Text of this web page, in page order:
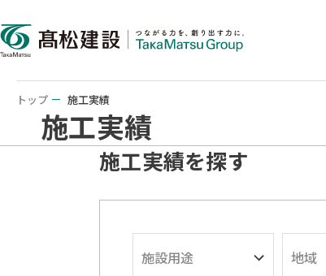
トップ 施工実績
施工実績
施工実績を探す
施設用途 地域